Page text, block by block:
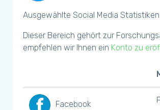
Ausgewählte Social Media
Dieser Bereich gehört zur
empfehlen wir Ihnen ein Konto zu
Facebook